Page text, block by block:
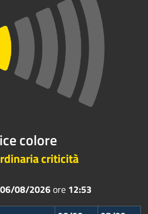
colore
criticità
06/08/2026ore 12:53